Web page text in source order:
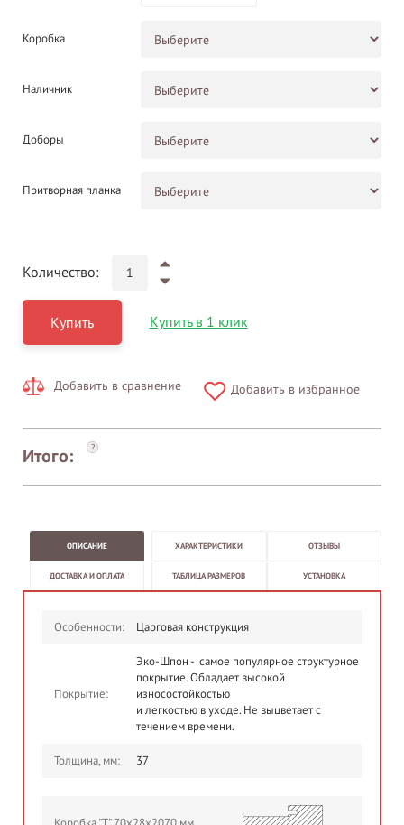
Коробка
Наличник
Доборы
Притворная планка
Количество:
Купить Купить в 1 клик
Добавить в сравнение Добавить в избранное
Итого: ?
ОПИСАНИЕ ХАРАКТЕРИСТИКИ ОТЗЫВЫ
ДОСТАВКА И ОПЛАТА ТАБЛИЦА РАЗМЕРОВ УСТАНОВКА
Особенности: Царговая конструкция
Покрытие:
Эко-Шпон - самое популярное структурное
покрытие. Обладает высокой
износостойкостью
и легкостью в уходе. Не выцветает с
течением времени.
Толщина, мм: 37